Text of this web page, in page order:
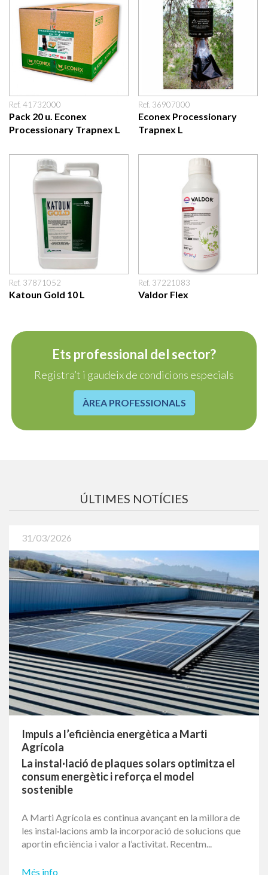
Repel·lents
PRODUCTES RECOMANATS
Ref. 41732000
Pack 20 u. Econex
Processionary Trapnex L
Ref. 36907000
Econex Processionary
Katoun Gold 10 L Valdor Flex
Registra’t i gaudeix de condicions especials
ÚLTIMES NOTÍCIES
31/03/2026
Impuls a l’eficiència energètica a Marti